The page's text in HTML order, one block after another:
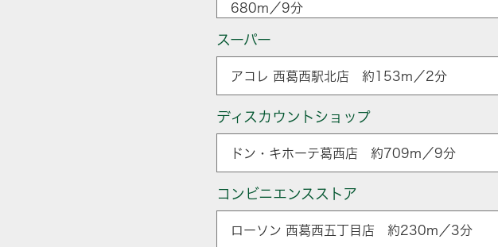
680m／9分
スーパー
アコレ 西葛西駅北店 約153m／2分
ディスカウントショップ
ドン・キホーテ葛西店 約709m／9分
コンビニエンスストア
ローソン 西葛西五丁目店 約230m／3分